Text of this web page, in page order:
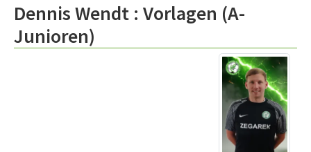
Dennis Wendt : Vorlagen (A-
Junioren)